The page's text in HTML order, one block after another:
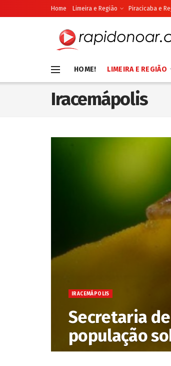
Home Limeira e Região Piracicaba e
HOME! LIMEIRA E REGIÃO
Iracemápolis
IRACEMÁPOLIS
Secretaria
população